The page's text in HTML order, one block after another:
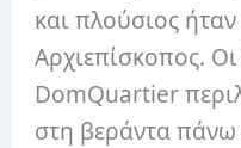
και πλούσιος
Αρχιεπίσκοπος.
DomQuartier
στη βεράντα